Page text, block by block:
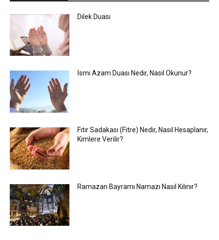
Dilek Duası
İsmi Azam Duası Nedir, Nasıl Okunur?
Fıtır Sadakası (Fitre) Nedir, Nasıl Hesaplanır,
Kimlere Verilir?
Ramazan Bayramı Namazı Nasıl Kılınır?